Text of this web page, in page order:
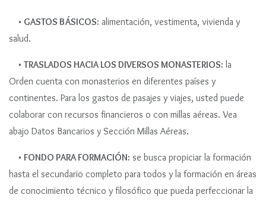
• GASTOS BÁSICOS: alimentación, vestimenta, vivienda y
salud.
• TRASLADOS HACIA LOS DIVERSOS MONASTERIOS: la
Orden cuenta con monasterios en diferentes países y
continentes. Para los gastos de pasajes y viajes, usted puede
colaborar con recursos financieros o con millas aéreas. Vea
abajo Datos Bancarios y Sección Millas Aéreas.
• FONDO PARA FORMACIÓN: se busca propiciar la formación
hasta el secundario completo para todos y la formación en áreas
de conocimiento técnico y filosófico que pueda perfeccionar la